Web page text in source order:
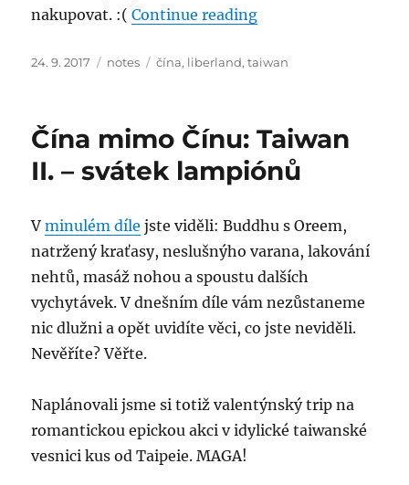
nakupovat. :(Continue reading“Čína mimo Čínu:
Posted
24. 9. 2017 Categories
notes Tags
čína, liberland,taiwan
Čína mimo Čínu: Taiwan
II. – svátek lampiónů
Vminulém díle jste viděli: Buddhu s Oreem,
natržený kraťasy, neslušnýho varana, lakování
nehtů, masáž nohou a spoustu dalších
vychytávek. V dnešním díle vám nezůstaneme
nic dlužni a opět uvidíte věci, co jste neviděli.
Nevěříte? Věřte.
Naplánovali jsme si totiž valentýnský trip na
romantickou epickou akci v idylické taiwanské
vesnici kus od Taipeie. MAGA!